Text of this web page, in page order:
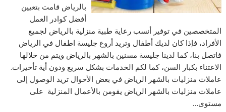
بالرياض قامت بتعيين
أفضل كوادر العمل
المتخصصين في توفير أنسب رعاية طبية منزلية بالرياض لجميع
الأفراد، فإذا كان لديك أطفال وتريد أروع جليسة اطفال في الرياض
فاتصل بنا، كما لدينا جليسة مسنين بالشهر بالرياض ويتم من خلالها
الاعتناء بكبار السن، كما لكم الخدمات بشكل سريع ودون أية تأخيرات.
عاملات منزليات بالشهر الرياض في بعض الأحوال تريد الوصول إلى
عاملات منزليات بالشهر الرياض يقومن بالأعمال المنزلية على
مستوى…